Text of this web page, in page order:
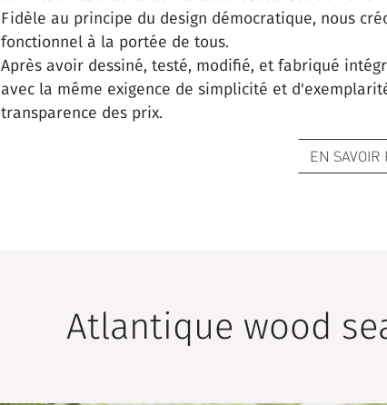
Fidèle au principe du design démocratique, nous
fonctionnel à la portée de tous.
Après avoir dessiné, testé, modifié, et fabriqué
avec la même exigence de simplicité et
transparence des prix.
EN SAVOIR
Atlantique wood